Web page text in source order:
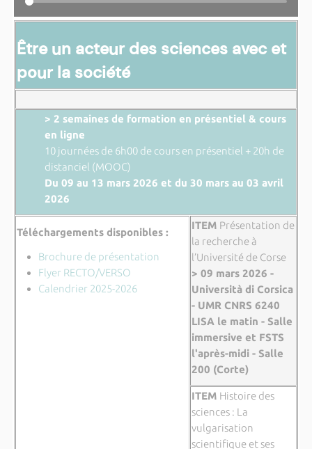
Être un acteur des sciences avec et
pour la société
> 2 semaines de formation en présentiel & cours
en ligne
10 journées de 6h00 de cours en présentiel + 20h de
distanciel (MOOC)
Du 09 au 13 mars 2026 et du 30 mars au 03 avril
2026
Téléchargements disponibles :
Brochure de présentation
Flyer RECTO/VERSO
Calendrier 2025-2026
ITEM Présentation de
la recherche à
l’Université de Corse
> 09 mars 2026 -
Università di Corsica
- UMR CNRS 6240
LISA le matin - Salle
immersive et FSTS
l'après-midi - Salle
200 (Corte)
ITEM Histoire des
sciences : La
vulgarisation
scientifique et ses